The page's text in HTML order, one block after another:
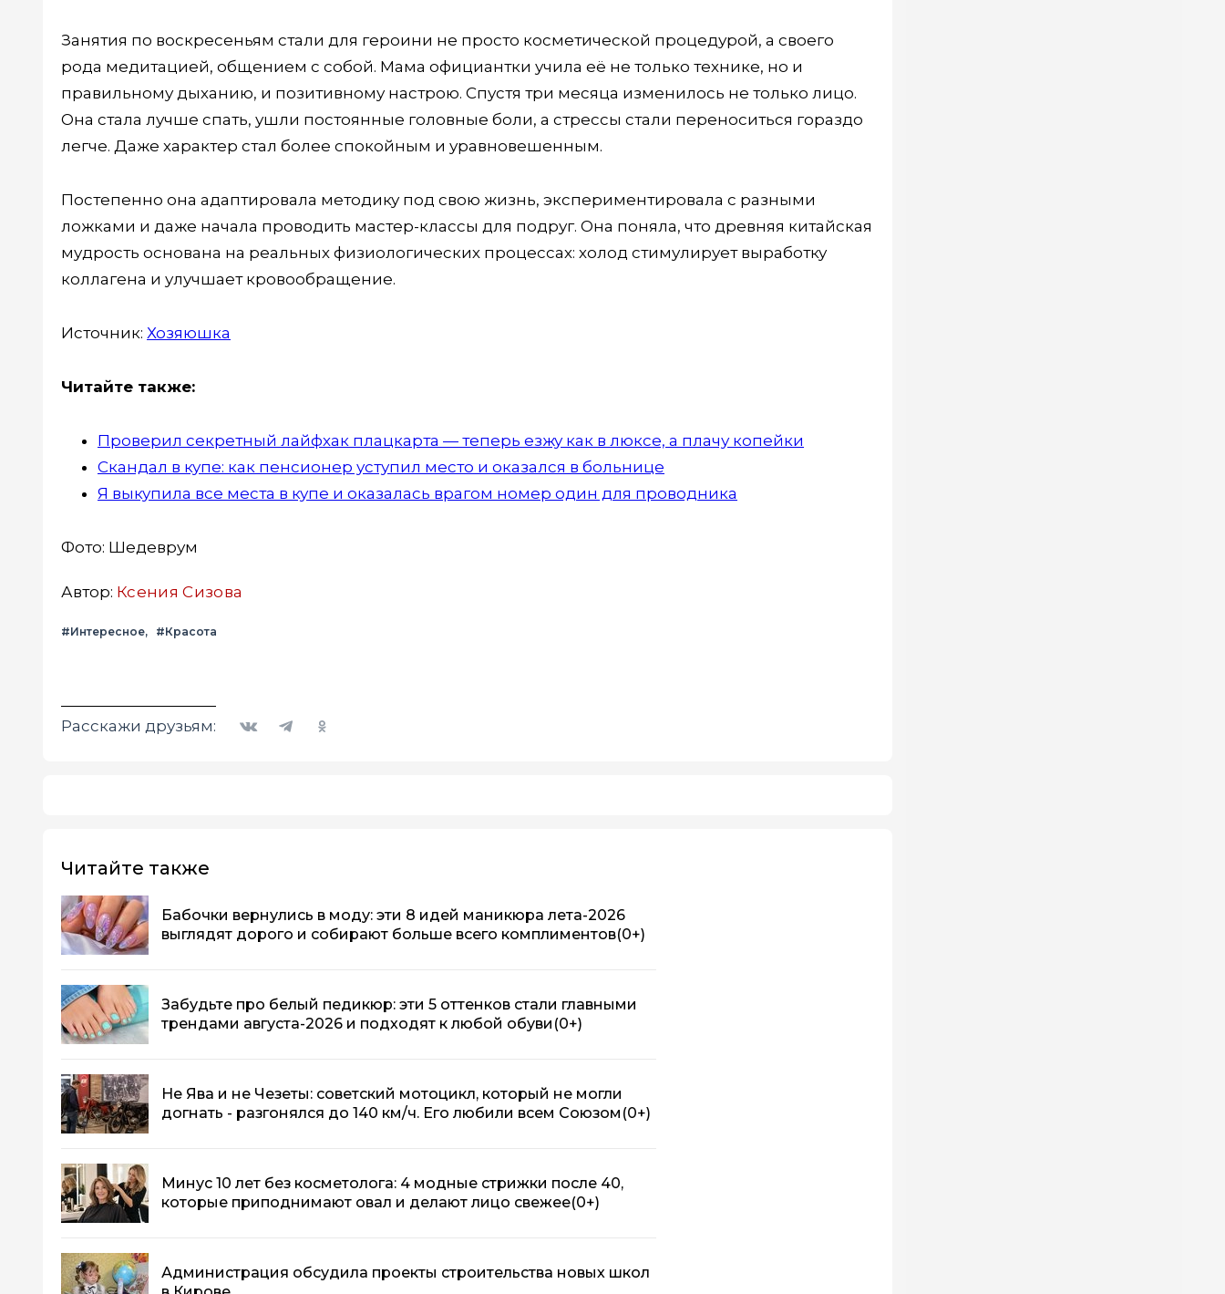
Занятия по воскресеньям стали для героини не просто косметической процедурой, а своего
рода медитацией, общением с собой. Мама официантки учила её не только технике, но и
правильному дыханию, и позитивному настрою. Спустя три месяца изменилось не только лицо.
Она стала лучше спать, ушли постоянные головные боли, а стрессы стали переноситься гораздо
легче. Даже характер стал более спокойным и уравновешенным.
Постепенно она адаптировала методику под свою жизнь, экспериментировала с разными
ложками и даже начала проводить мастер-классы для подруг. Она поняла, что древняя китайская
мудрость основана на реальных физиологических процессах: холод стимулирует выработку
коллагена и улучшает кровообращение.
Источник: Хозяюшка
Читайте также:
Проверил секретный лайфхак плацкарта — теперь езжу как в люксе, а плачу копейки
Скандал в купе: как пенсионер уступил место и оказался в больнице
Я выкупила все места в купе и оказалась врагом номер один для проводника
Фото: Шедеврум
Автор: Ксения Сизова
#Интересное #Красота
Расскажи друзьям:
Читайте также
Бабочки вернулись в моду: эти 8 идей маникюра лета-2026
выглядят дорого и собирают больше всего комплиментов(0+)
Забудьте про белый педикюр: эти 5 оттенков стали главными
трендами августа-2026 и подходят к любой обуви (0+)
Не Ява и не Чезеты: советский мотоцикл, который не могли
догнать - разгонялся до 140 км/ч. Его любили всем Союзом (0+)
Минус 10 лет без косметолога: 4 модные стрижки после 40,
которые приподнимают овал и делают лицо свежее(0+)
Администрация обсудила проекты строительства новых школ